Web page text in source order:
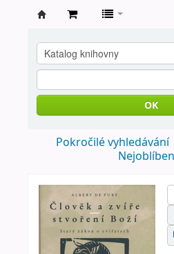
knihovna
Nové
Město
Metují
OK
Pokročilé vyhledávání